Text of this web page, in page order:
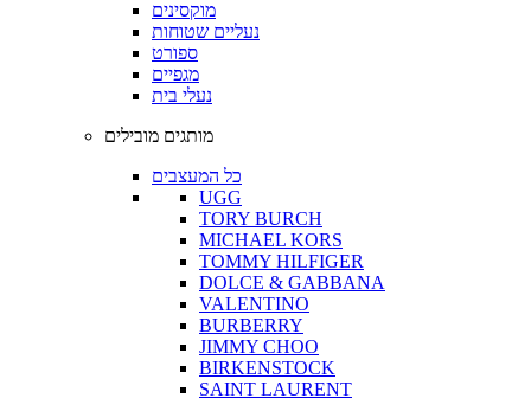
מוקסינים
נעליים שטוחות
ספורט
מגפיים
נעלי בית
מותגים מובילים
כל המעצבים
UGG
TORY BURCH
MICHAEL KORS
TOMMY HILFIGER
DOLCE & GABBANA
VALENTINO
BURBERRY
JIMMY CHOO
BIRKENSTOCK
SAINT LAURENT